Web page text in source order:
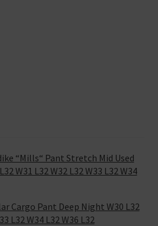
“Mills“ Pant Stretch Mid Used
W31 L32 W32 L32 W33 L32 W34
Cargo Pant Deep Night W30 L32
L32 W34 L32 W36 L32